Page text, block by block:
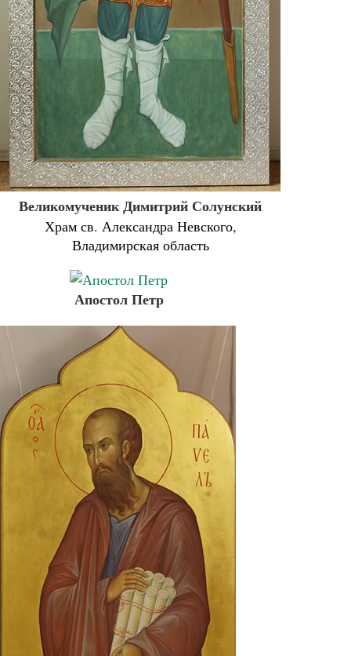
Великомученик Димитрий Солунский
Храм св. Александра Невского,
Владимирская область
Апостол Петр